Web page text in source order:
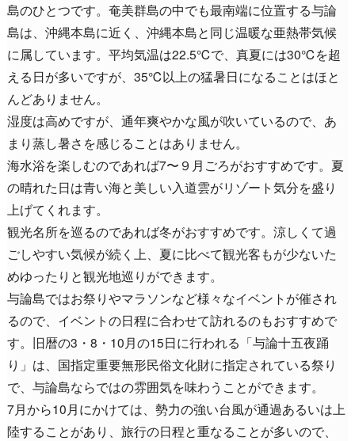
島のひとつです。奄美群島の中でも最南端に位置する与論
島は、沖縄本島に近く、沖縄本島と同じ温暖な亜熱帯気候
に属しています。平均気温は22.5℃で、真夏には30℃を超
える日が多いですが、35℃以上の猛暑日になることはほと
んどありません。
湿度は高めですが、通年爽やかな風が吹いているので、あ
まり蒸し暑さを感じることはありません。
海水浴を楽しむのであれば7〜９月ごろがおすすめです。夏
の晴れた日は青い海と美しい入道雲がリゾート気分を盛り
上げてくれます。
観光名所を巡るのであれば冬がおすすめです。涼しくて過
ごしやすい気候が続く上、夏に比べて観光客もが少ないた
めゆったりと観光地巡りができます。
与論島ではお祭りやマラソンなど様々なイベントが催され
るので、イベントの日程に合わせて訪れるのもおすすめで
す。旧暦の3・8・10月の15日に行われる「与論十五夜踊
り」は、国指定重要無形民俗文化財に指定されている祭り
で、与論島ならではの雰囲気を味わうことができます。
7月から10月にかけては、勢力の強い台風が通過あるいは上
陸することがあり、旅行の日程と重なることが多いので、